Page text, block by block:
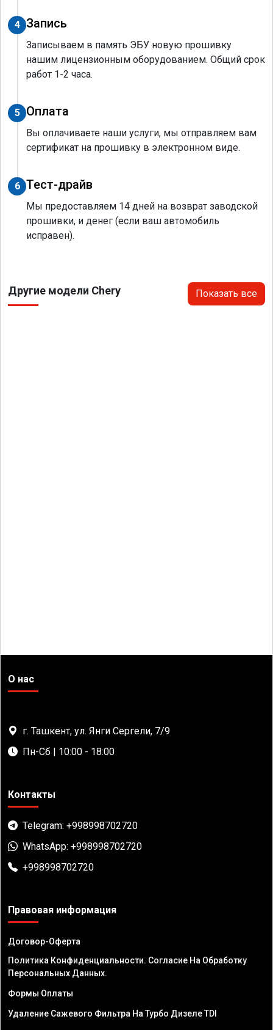
4 Запись
Записываем в память ЭБУ новую прошивку
нашим лицензионным оборудованием. Общий срок
работ 1-2 часа.
5 Оплата
Вы оплачиваете наши услуги, мы отправляем вам
сертификат на прошивку в электронном виде.
6 Тест-драйв
Мы предоставляем 14 дней на возврат заводской
прошивки, и денег (если ваш автомобиль
исправен).
Другие модели Chery Показать все
О нас
г. Ташкент, ул. Янги Сергели, 7/9
Пн-Сб | 10:00 - 18:00
Контакты
Telegram: +998998702720
WhatsApp: +998998702720
+998998702720
Правовая информация
Договор-Оферта
Политика Конфиденциальности. Согласие На Обработку
Персональных Данных.
Формы Оплаты
Удаление Сажевого Фильтра На Турбо Дизеле TDI